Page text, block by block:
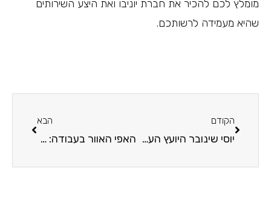
מומלץ לכם להכיר את חברת יוניבו ואת היצע השירותים
שהיא מעמידה לרשותכם.
הקודם
יוסי שינובר היועץ העסקי חושף: הכירו את המקצועות הכי נחשקים בהייטק
הבא
האפי האוור בעבודה: 5 רעיונות שיעשו לעובדים את היום